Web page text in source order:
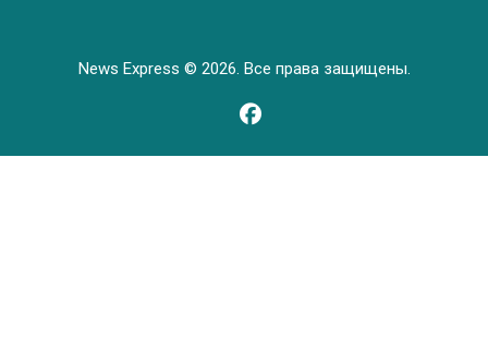
News Express © 2026. Все права защищены.